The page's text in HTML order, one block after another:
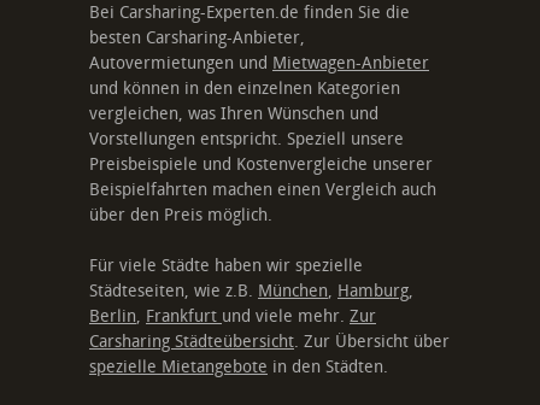
Bei Carsharing-Experten.de finden Sie die
besten Carsharing-Anbieter,
Autovermietungen und Mietwagen-Anbieter
und können in den einzelnen Kategorien
vergleichen, was Ihren Wünschen und
Vorstellungen entspricht. Speziell unsere
Preisbeispiele und Kostenvergleiche unserer
Beispielfahrten machen einen Vergleich auch
über den Preis möglich.
Für viele Städte haben wir spezielle
Städteseiten, wie z.B. München, Hamburg,
Berlin, Frankfurt und viele mehr. Zur
Carsharing Städteübersicht. Zur Übersicht über
spezielle Mietangebote in den Städten.